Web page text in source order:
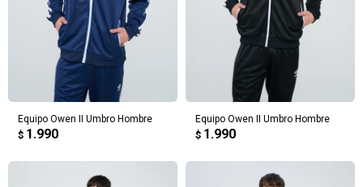
Equipo Owen II Umbro Hombre
$ 1.990
Equipo Owen II Umbro Hombre
$ 1.990